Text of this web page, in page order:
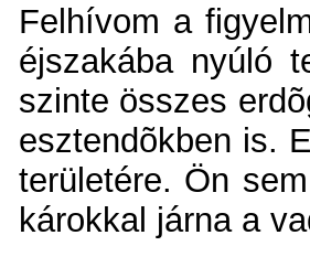
Felhívom a
éjszakába nyúló
szinte összes
esztendõkben is.
területére. Ön
károkkal járna a